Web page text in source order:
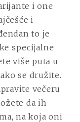
i one
i
to je
specijalne
više puta u
se družite.
večeru
da ih
na koja oni